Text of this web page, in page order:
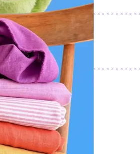
www.bubufabrics.si